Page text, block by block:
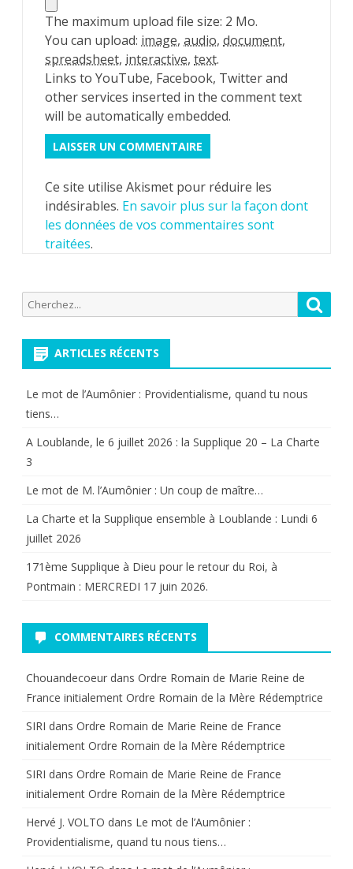
The maximum upload file size: 2 Mo.
You can upload: image, audio, document,
spreadsheet, interactive, text.
Links to YouTube, Facebook, Twitter and
other services inserted in the comment text
will be automatically embedded.
Ce site utilise Akismet pour réduire les
indésirables. En savoir plus sur la façon dont
les données de vos commentaires sont
traitées.
Recherche
pour:
ARTICLES RÉCENTS
Le mot de l’Aumônier : Providentialisme, quand tu nous
tiens…
A Loublande, le 6 juillet 2026 : la Supplique 20 – La Charte
3
Le mot de M. l’Aumônier : Un coup de maître…
La Charte et la Supplique ensemble à Loublande : Lundi 6
juillet 2026
171ème Supplique à Dieu pour le retour du Roi, à
Pontmain : MERCREDI 17 juin 2026.
COMMENTAIRES RÉCENTS
Chouandecoeur dans Ordre Romain de Marie Reine de
France initialement Ordre Romain de la Mère Rédemptrice
SIRI dans Ordre Romain de Marie Reine de France
initialement Ordre Romain de la Mère Rédemptrice
SIRI dans Ordre Romain de Marie Reine de France
initialement Ordre Romain de la Mère Rédemptrice
Hervé J. VOLTO dans Le mot de l’Aumônier :
Providentialisme, quand tu nous tiens…